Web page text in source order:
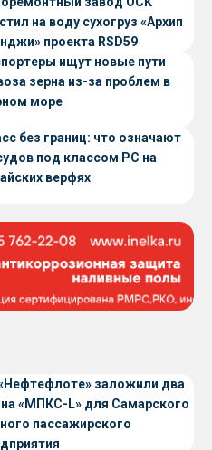
на воду сухогруз «Архип
проекта RSD59
ищут новые пути
зерна из-за проблем в
море
без границ: что означают
под классом РС на
верфях
заложили два
«МПКС-L» для Самарского
пассажирского